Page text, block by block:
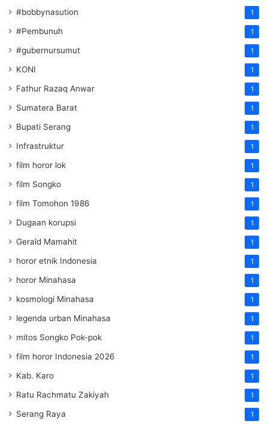
#bobbynasution 1
#Pembunuh 1
#gubernursumut 1
KONI 1
Fathur Razaq Anwar 1
Sumatera Barat 1
Bupati Serang 1
Infrastruktur 1
film horor lok 1
film Songko 1
film Tomohon 1986 1
Dugaan korupsi 1
Gerald Mamahit 1
horor etnik Indonesia 1
horor Minahasa 1
kosmologi Minahasa 1
legenda urban Minahasa 1
mitos Songko Pok-pok 1
film horor Indonesia 2026 1
Kab. Karo 1
Ratu Rachmatu Zakiyah 1
Serang Raya 1